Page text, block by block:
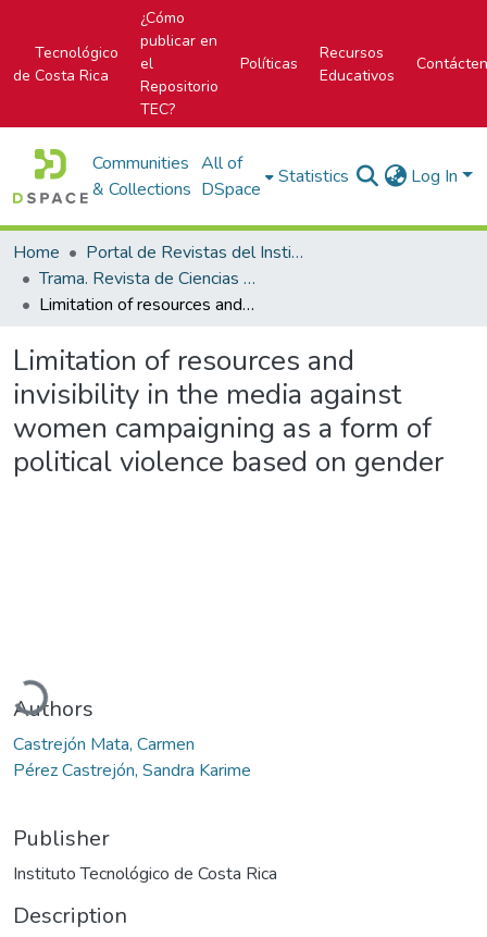
Tecnológico
de Costa Rica
¿Cómo
publicar en
el
Repositorio
TEC?
Políticas
Recursos
Educativos
Communities
& Collections
All of
DSpace
Statistics Log In
Home
Portal de Revistas del Instituto Tecnológico de Costa Rica
Trama. Revista de Ciencias Sociales y Humanidades
Limitation of resources and invisibility in the media against women campaigning as a form of political violence based on gender
Limitation of resources and
invisibility in the media against
women campaigning as a form of
political violence based on gender
Loading...
Authors
Castrejón Mata, Carmen
Pérez Castrejón, Sandra Karime
Publisher
Instituto Tecnológico de Costa Rica
Description